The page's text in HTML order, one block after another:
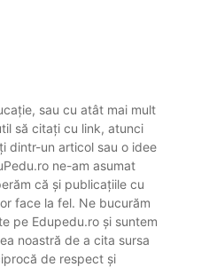
sau cu atât mai mult
să citați cu link, atunci
dintr-un articol sau o idee
ne-am asumat
că și publicațiile cu
face la fel. Ne bucurăm
pe Edupedu.ro și suntem
noastră de a cita sursa
de respect și